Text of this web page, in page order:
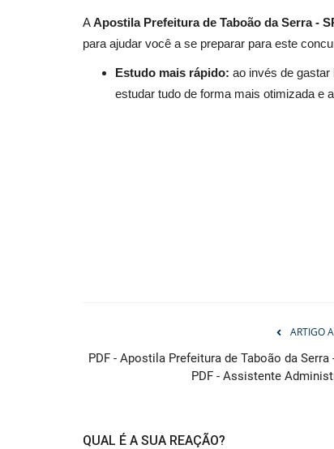
AApostila Prefeitura de Taboão da Serra -
para ajudar você a se preparar para este
Estudo mais rápido: ao invés de
estudar tudo de forma mais otimizada e
ARTIGO
PDF - Apostila Prefeitura de Taboão da Serra
PDF - Assistente
QUAL É A SUA REAÇÃO?